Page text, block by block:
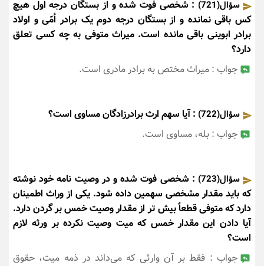
سؤال(721)
: شخصی فوت شده و از بستگان درجه اول هیچ
کس باقی نمانده و از بستگان درجه دوم یک برادر اُمّی و اولاد
برادر ابوینی باقی مانده است. میراث متوفی به چه کسی تعلق
دارد؟
جواب : میراث مختص به برادر مادری است.
سؤال(722)
: آیا سهم ارث برادرزادگان مساوی است؟
جواب : بله، مساوی است.
سؤال(723)
: شخصی فوت شده و در وصیت نامه خود نوشته
که باید مقدار مشخصی سهمین داده شود. یکی از وراث اطمینان
دارد که متوفی قطعاً بیش تر از مقدار وصیت خمس بر گردن دارد.
آیا دادن این مقدار خمس که میت وصیت نکرده بر ورثه لازم
است؟
جواب : فقط بر آن وارثی که می‌داند در ذمه میت، حقوق